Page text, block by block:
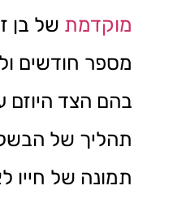
מוקדמת של בן
מספר חודשים
בהם הצד היוזם
תהליך של
תמונה של חייו